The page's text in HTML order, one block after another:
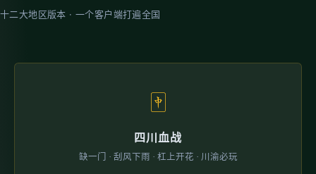
十二大地区版本 · 一个客户端打遍全国
🀄
四川血战
缺一门 · 刮风下雨 · 杠上开花 · 川渝必玩